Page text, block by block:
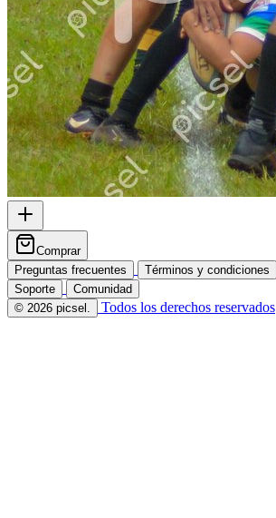
Comprar
Preguntas frecuentes
Términos y condiciones
Soporte
Comunidad
© 2026 picsel.
Todos los derechos reservados